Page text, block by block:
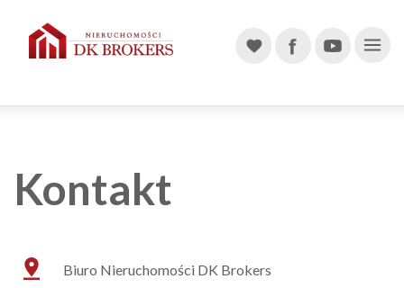
Kontakt
Biuro Nieruchomości DK Brokers